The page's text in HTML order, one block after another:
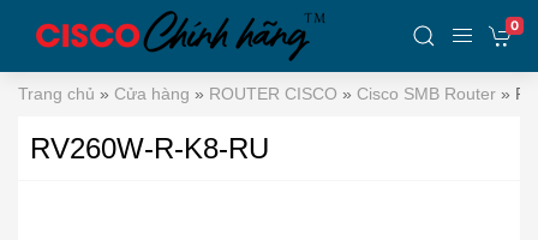
0
Trang chủ » Cửa hàng » ROUTER CISCO » Cisco SMB Router »
RV260W-R-K8-RU